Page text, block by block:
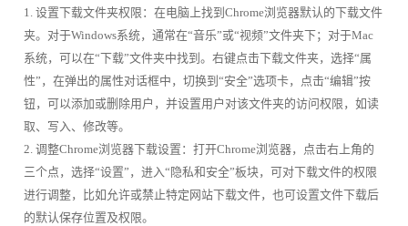
1. 设置下载文件夹权限：在电脑上找到Chrome浏览器默认的下载文件
夹。对于Windows系统，通常在“音乐”或“视频”文件夹下；对于Mac
系统，可以在“下载”文件夹中找到。右键点击下载文件夹，选择“属
性”，在弹出的属性对话框中，切换到“安全”选项卡，点击“编辑”按
钮，可以添加或删除用户，并设置用户对该文件夹的访问权限，如读
取、写入、修改等。
2. 调整Chrome浏览器下载设置：打开Chrome浏览器，点击右上角的
三个点，选择“设置”，进入“隐私和安全”板块，可对下载文件的权限
进行调整，比如允许或禁止特定网站下载文件，也可设置文件下载后
的默认保存位置及权限。